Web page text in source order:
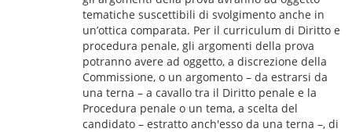
tematiche suscettibili di svolgimento anche in
un’ottica comparata. Per il curriculum di Diritto e
procedura penale, gli argomenti della prova
potranno avere ad oggetto, a discrezione della
Commissione, o un argomento – da estrarsi da
una terna – a cavallo tra il Diritto penale e la
Procedura penale o un tema, a scelta del
candidato – estratto anch'esso da una terna –, di